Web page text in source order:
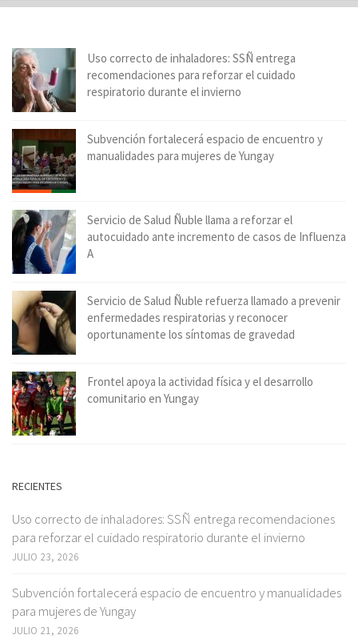
Uso correcto de inhaladores: SSÑ entrega
recomendaciones para reforzar el cuidado
respiratorio durante el invierno
Subvención fortalecerá espacio de encuentro y
manualidades para mujeres de Yungay
Servicio de Salud Ñuble llama a reforzar el
autocuidado ante incremento de casos de Influenza
A
Servicio de Salud Ñuble refuerza llamado a prevenir
enfermedades respiratorias y reconocer
oportunamente los síntomas de gravedad
Frontel apoya la actividad física y el desarrollo
comunitario en Yungay
RECIENTES
Uso correcto de inhaladores: SSÑ entrega recomendaciones
para reforzar el cuidado respiratorio durante el invierno
JULIO 23, 2026
Subvención fortalecerá espacio de encuentro y manualidades
para mujeres de Yungay
JULIO 21, 2026